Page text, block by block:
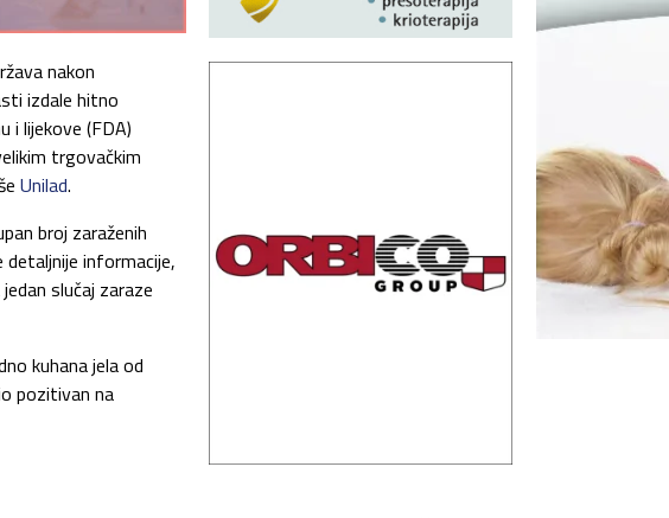
nakon
izdale hitno
i lijekove (FDA)
trgovačkim
Unilad.
broj zaraženih
informacije,
slučaj zaraze
kuhana jela od
pozitivan na